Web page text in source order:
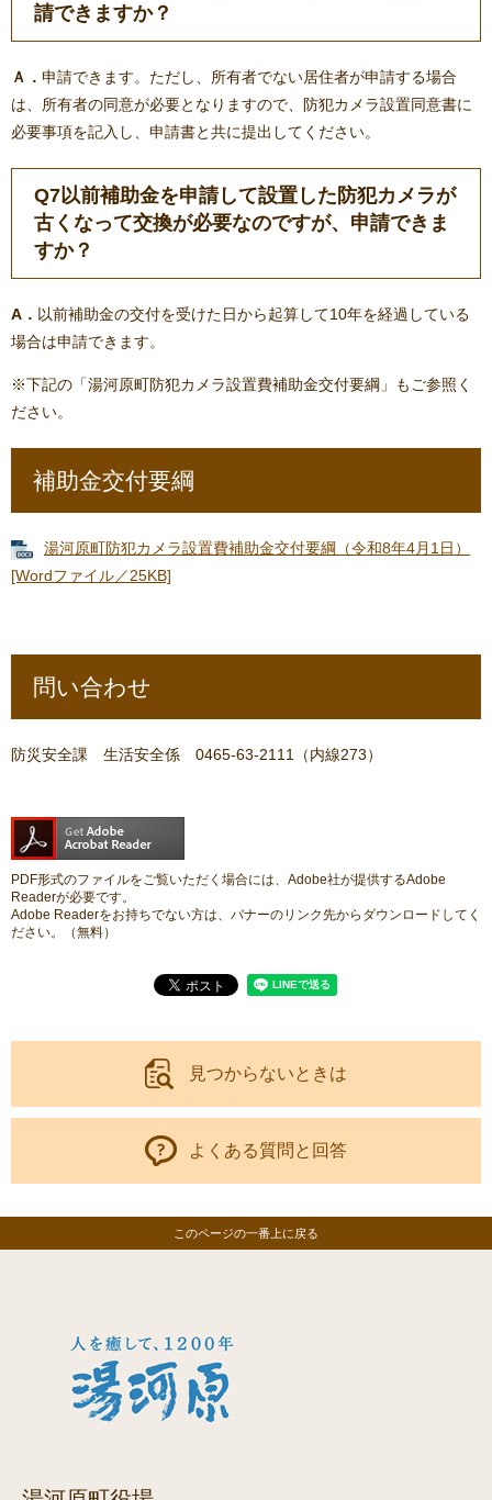
請できますか？
Ａ． 申請できます。ただし、所有者でない居住者が申請する場合
は、所有者の同意が必要となりますので、防犯カメラ設置同意書に
必要事項を記入し、申請書と共に提出してください。
Q7以前補助金を申請して設置した防犯カメラが
古くなって交換が必要なのですが、申請できま
すか？
A． 以前補助金の交付を受けた日から起算して10年を経過している
場合は申請できます。
※下記の「湯河原町防犯カメラ設置費補助金交付要綱」もご参照く
ださい。
補助金交付要綱
湯河原町防犯カメラ設置費補助金交付要綱（令和8年4月1日）
[Wordファイル／25KB]
問い合わせ
防災安全課 生活安全係 0465-63-2111（内線273）
PDF形式のファイルをご覧いただく場合には、Adobe社が提供するAdobe
Readerが必要です。
Adobe Readerをお持ちでない方は、バナーのリンク先からダウンロードしてく
ださい。（無料）
見つからないときは
よくある質問と回答
このページの一番上に戻る